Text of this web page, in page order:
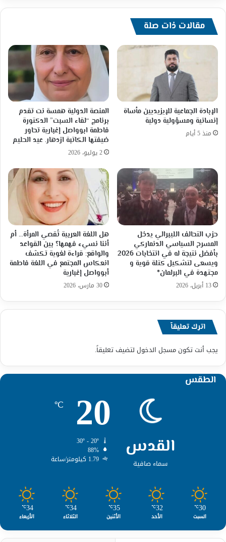
مقالات ذات صلة
الإبادة الجماعية للإيزيديين مأساة
إنسانية ومسؤولية دولية
منذ 5 أيام
المنصة الدولية همسة نت تقدم
برنامج “لقاء السبت” الدكتورة
فاطمة ابوواصل إغبارية تحاور
ضيفتها الكاتبة ازدهار. عيد الحليم
2 يوليو، 2026
حزب التحالف الليبرالي يدخل
المسرح السياسي الدنماركي
بأفضل نتيجة له في انتخابات 2026
ويسعى لتشكيل كتلة قوية و
مجتهدة في البرلمان*
13 أبريل، 2026
هل اللغة العربية تُقصي المرأة… أم
أننا نسيء فهمها؟ بين القواعد
والواقع: قراءة لغوية تكشف
انعكاس المجتمع في اللغة فاطمة
أبوواصل إغبارية
30 مارس، 2026
اترك تعليقاً
يجب أنت تكونمسجل الدخول لتضيف تعليقاً.
الطقس
القدس
سماء صافية
20
℃
88%
1.79 كيلومتر/ساعة
30
℃
السبت
32
℃
الأحد
35
℃
الأثنين
34
℃
الثلاثاء
34
℃
الأربعاء